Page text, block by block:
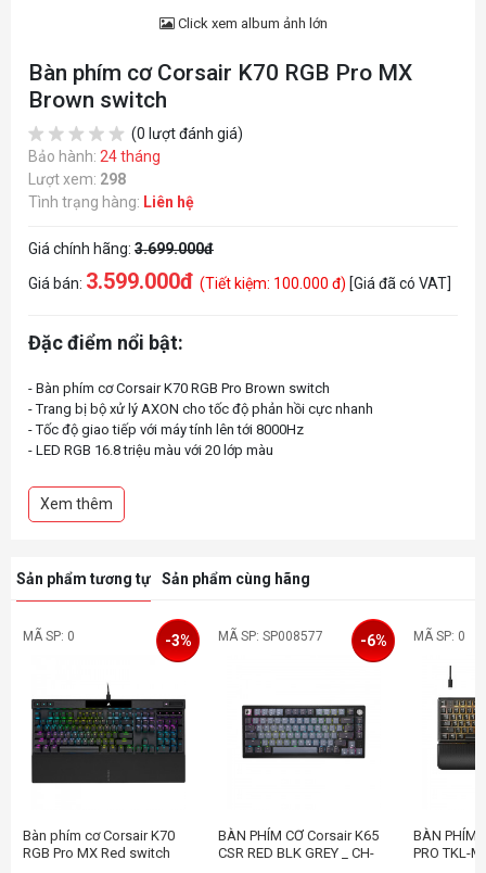
Click xem album ảnh lớn
Bàn phím cơ Corsair K70 RGB Pro MX
Brown switch
(0 lượt đánh giá)
Bảo hành: 24 tháng
Lượt xem: 298
Tình trạng hàng: Liên hệ
Giá chính hãng: 3.699.000đ
Giá bán: 3.599.000đ (Tiết kiệm: 100.000 đ) [Giá đã có VAT]
Đặc điểm nổi bật:
- Bàn phím cơ Corsair K70 RGB Pro Brown switch
- Trang bị bộ xử lý AXON cho tốc độ phản hồi cực nhanh
- Tốc độ giao tiếp với máy tính lên tới 8000Hz
- LED RGB 16.8 triệu màu với 20 lớp màu
- Nâng cấp keycap PBT Double shot siêu bền
Xem thêm
Sản phẩm tương tự Sản phẩm cùng hãng
MÃ SP: 0
Bàn phím cơ Corsair K70
RGB Pro MX Red switch
-3% MÃ SP: SP008577
BÀN PHÍM CƠ Corsair K65
CSR RED BLK GREY _ CH-
-6% MÃ SP: 0
BÀN PHÍM
PRO TKL-